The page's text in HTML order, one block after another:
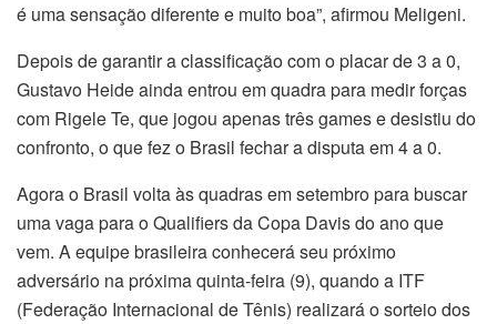
é uma sensação diferente e muito boa”, afirmou Meligeni.
Depois de garantir a classificação com o placar de 3 a 0,
Gustavo Heide ainda entrou em quadra para medir forças
com Rigele Te, que jogou apenas três games e desistiu do
confronto, o que fez o Brasil fechar a disputa em 4 a 0.
Agora o Brasil volta às quadras em setembro para buscar
uma vaga para o Qualifiers da Copa Davis do ano que
vem. A equipe brasileira conhecerá seu próximo
adversário na próxima quinta-feira (9), quando a ITF
(Federação Internacional de Tênis) realizará o sorteio dos